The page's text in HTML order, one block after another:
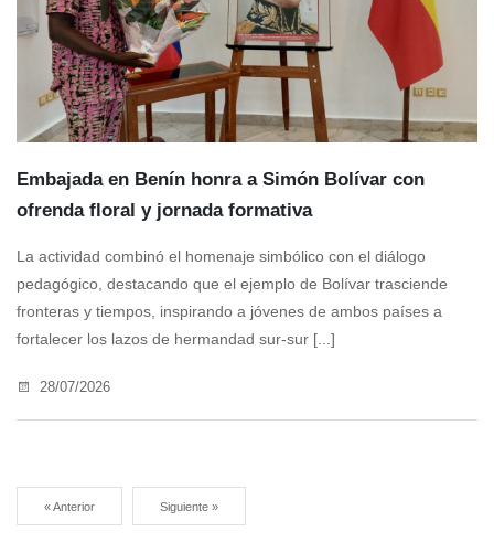
Embajada en Benín honra a Simón Bolívar con
ofrenda floral y jornada formativa
La actividad combinó el homenaje simbólico con el diálogo
pedagógico, destacando que el ejemplo de Bolívar trasciende
fronteras y tiempos, inspirando a jóvenes de ambos países a
fortalecer los lazos de hermandad sur-sur [...]
28/07/2026
« Anterior Siguiente »